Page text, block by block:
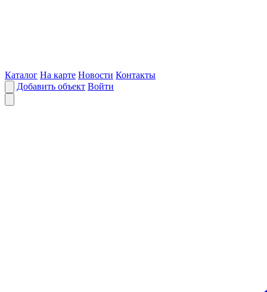
Каталог На карте Новости Контакты
Добавить объект Войти